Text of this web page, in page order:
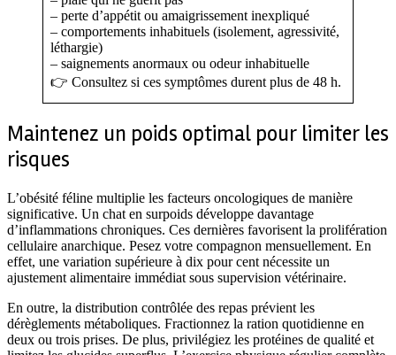
– perte d’appétit ou amaigrissement inexpliqué
– comportements inhabituels (isolement, agressivité,
léthargie)
– saignements anormaux ou odeur inhabituelle
👉 Consultez si ces symptômes durent plus de 48 h.
Maintenez un poids optimal pour limiter les
risques
L’obésité féline multiplie les facteurs oncologiques de manière
significative. Un chat en surpoids développe davantage
d’inflammations chroniques. Ces dernières favorisent la prolifération
cellulaire anarchique. Pesez votre compagnon mensuellement. En
effet, une variation supérieure à dix pour cent nécessite un
ajustement alimentaire immédiat sous supervision vétérinaire.
En outre, la distribution contrôlée des repas prévient les
dérèglements métaboliques. Fractionnez la ration quotidienne en
deux ou trois prises. De plus, privilégiez les protéines de qualité et